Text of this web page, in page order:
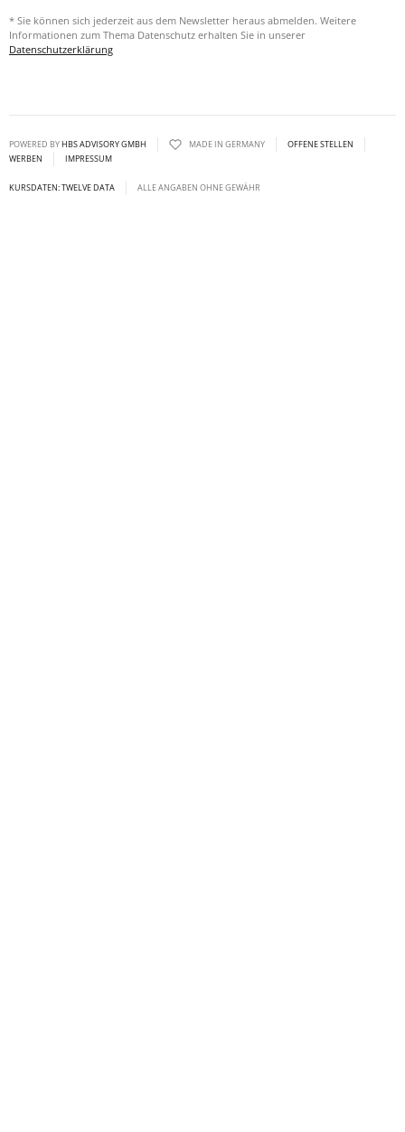
* Sie können sich jederzeit aus dem Newsletter heraus abmelden. Weitere
Informationen zum Thema Datenschutz erhalten Sie in unserer
Datenschutzerklärung
POWERED BYHBS ADVISORY GMBH MADE IN GERMANY
OFFENE STELLEN
WERBEN
IMPRESSUM
KURSDATEN: TWELVE DATA ALLE ANGABEN OHNE GEWÄHR